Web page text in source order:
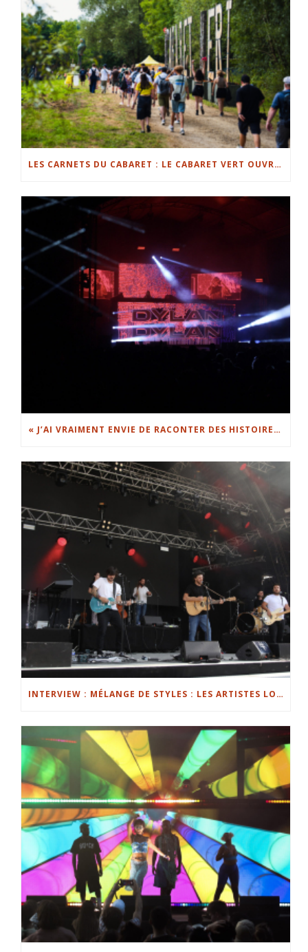
LES CARNETS DU CABARET : LE CABARET VERT OUVRE LE BAL À CHARLEVILLE-MÉZIÈRES
« J’AI VRAIMENT ENVIE DE RACONTER DES HISTOIRES » : DYLAN DYLAN
INTERVIEW : MÉLANGE DE STYLES : LES ARTISTES LOCAUX AU CABARET VERT 3/3